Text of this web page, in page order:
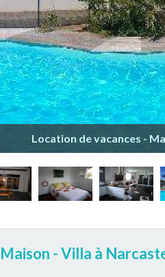
Location de vacances -
- Villa à